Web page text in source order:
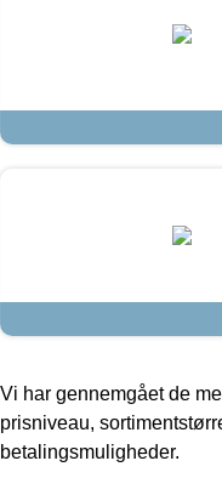
Vi har gennemgået de
prisniveau,
betalingsmuligheder.